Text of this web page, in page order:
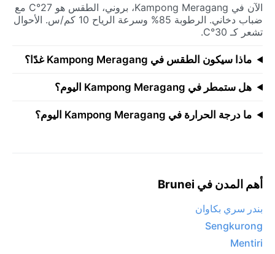
الآن في Kampong Meragang، بروني، الطقس هو 27°C مع
ضباب دخاني. الرطوبة 85% وسرعة الرياح 10 كم/س. الأحوال
تشعر كـ 30°C.
ماذا سيكون الطقس في Kampong Meragang غدًا؟
هل ستمطر في Kampong Meragang اليوم؟
ما درجة الحرارة في Kampong Meragang اليوم؟
أهم المدن في Brunei
بندر سري بكاوان
Sengkurong
Mentiri